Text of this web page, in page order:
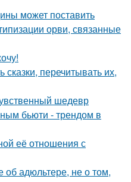
может поставить
орви, связанные
сказки, перечитывать их,
шедевр
бьюти - трендом в
её отношения с
об адюльтере, не о том,